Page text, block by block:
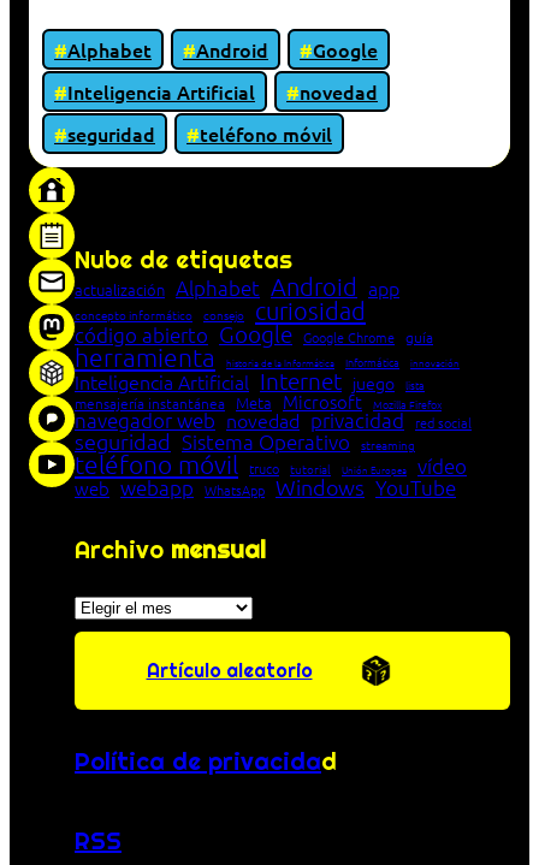
Alphabet Android
Google
Inteligencia Artificial
novedad
seguridad
teléfono móvil
Nube de etiquetas
actualización Alphabet Android app
concepto informático consejo curiosidad
código abierto Google Google Chrome guía
herramienta historia de la Informática Informática innovación
Inteligencia Artificial Internet juego lista
mensajería instantánea Meta Microsoft Mozilla Firefox
navegador web novedad privacidad red social
seguridad Sistema Operativo streaming
teléfono móvil truco tutorial Unión Europea vídeo
web webapp WhatsApp Windows YouTube
Archivo mensual
Archivos
Artículo aleatorio
Política de privacidad
RSS